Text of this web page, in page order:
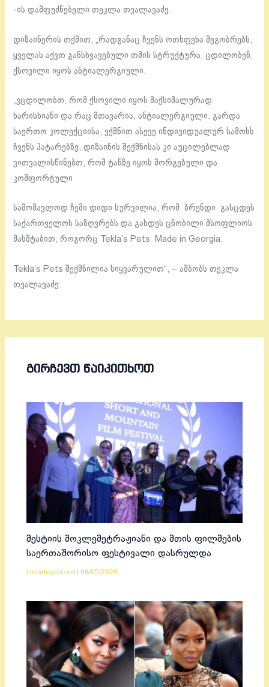
-ის დამფუძნებელი თეკლა თვალავაძე.
დიზაინერის თქმით, „რადგანაც ჩვენს ოთხფეხა მეგობრებს,
ყველას აქვთ განსხვავებული თმის სტრუქტურა, ცდილობენ,
ქსოვილი იყოს ანტიალერგიული.
„ვცდილობთ, რომ ქსოვილი იყოს მაქსიმალურად
ხარისხიანი და რაც მთავარია, ანტიალერგიული. გარდა
საერთო კოლექციისა, ვქმნით ასევე ინდივიდუალურ სამოსს
ჩვენს პატარებზე, დიზაინის შექმნისას კი აუცილებლად
ვითვალისწინებთ, რომ ტანზე იყოს მორგებული და
კომფორტული
სამომავლოდ ჩემი დიდი სურვილია, რომ ბრენდი გასცდეს
საქართველოს საზღვრებს და გახდეს ცნობილი მსოფლიოს
მასშტაბით, როგორც Tekla’s Pets Made in Georgia.
Tekla’s Pets შექმნილია სიყვარულით“, – ამბობს თეკლა
თვალავაძე.
ᲒᲘᲠᲩᲔᲕᲗ ᲬᲐᲘᲙᲘᲗᲮᲝᲗ
მესტიის მოკლემეტრაჟიანი და მთის ფილმების
საერთაშორისო ფესტივალი დასრულდა
Uncategorized 08/05/2026